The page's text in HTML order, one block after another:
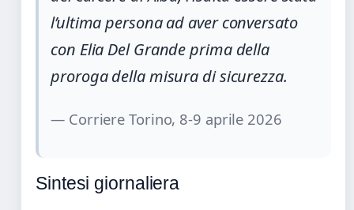
l’ultima persona ad aver conversato
con Elia Del Grande prima della
proroga della misura di sicurezza.
— Corriere Torino, 8-9 aprile 2026
Sintesi giornaliera